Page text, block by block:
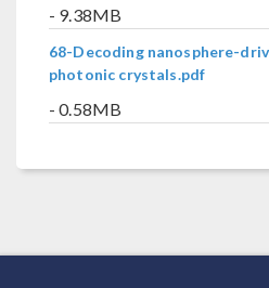
- 9.38MB
68-Decoding nanosphere-
photonic crystals.pdf
- 0.58MB